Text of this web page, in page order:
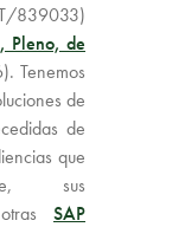
839033)
Pleno, de
Tenemos
de
de
que
sus
SAP